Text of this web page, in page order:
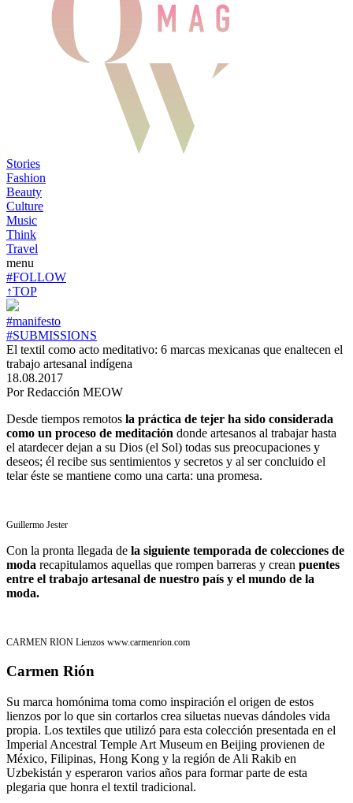
Stories
Fashion
Beauty
Culture
Music
Think
Travel
menu
#FOLLOW
↑TOP
#manifesto
#SUBMISSIONS
El textil como acto meditativo: 6 marcas mexicanas que enaltecen el
trabajo artesanal indígena
18.08.2017
Por Redacción MEOW
Desde tiempos remotos la práctica de tejer ha sido considerada
como un proceso de meditación donde artesanos al trabajar hasta
el atardecer dejan a su Dios (el Sol) todas sus preocupaciones y
deseos; él recibe sus sentimientos y secretos y al ser concluido el
telar éste se mantiene como una carta: una promesa.
Guillermo Jester
Con la pronta llegada de la siguiente temporada de colecciones de
moda recapitulamos aquellas que rompen barreras y crean puentes
entre el trabajo artesanal de nuestro país y el mundo de la
moda.
CARMEN RION Lienzos www.carmenrion.com
Carmen Rión
Su marca homónima toma como inspiración el origen de estos
lienzos por lo que sin cortarlos crea siluetas nuevas dándoles vida
propia. Los textiles que utilizó para esta colección presentada en el
Imperial Ancestral Temple Art Museum en Beijing provienen de
México, Filipinas, Hong Kong y la región de Ali Rakib en
Uzbekistán y esperaron varios años para formar parte de esta
plegaria que honra el textil tradicional.